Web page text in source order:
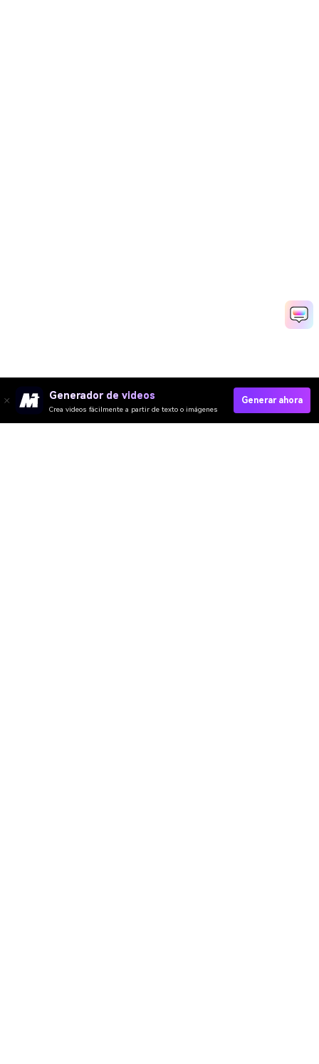
Generador de videos
Crea videos fácilmente a partir de texto o imágenes
Generar ahora